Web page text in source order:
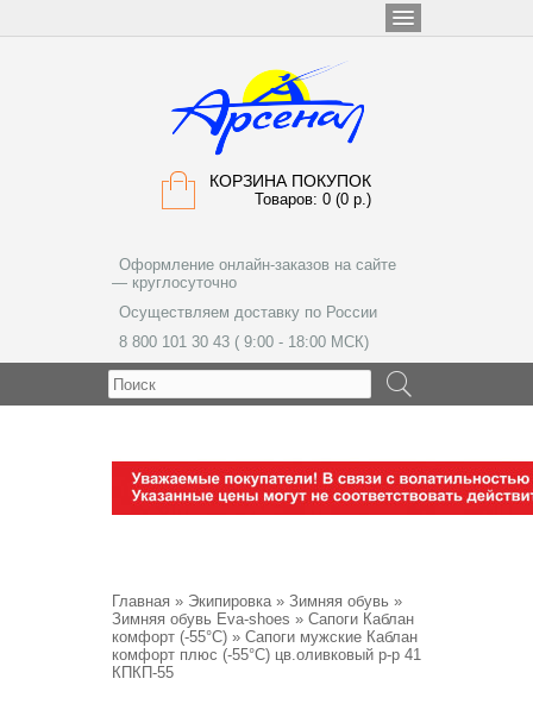
КОРЗИНА ПОКУПОК
Товаров: 0 (0 р.)
Оформление онлайн-заказов на сайте
— круглосуточно
Осуществляем доставку по России
8 800 101 30 43 ( 9:00 - 18:00 МСК)
Главная » Экипировка» Зимняя обувь »
Зимняя обувь Eva-shoes » Сапоги Каблан
комфорт (-55°С) » Сапоги мужские Каблан
комфорт плюс (-55°С) цв.оливковый р-р 41
КПКП-55